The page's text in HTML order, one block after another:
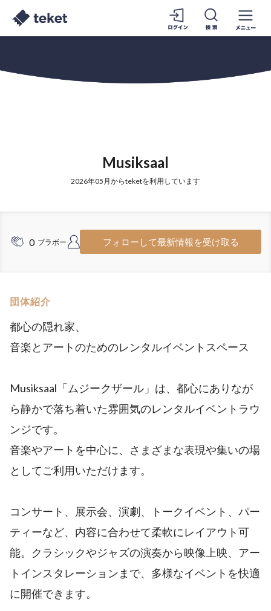
Musiksaal
2026年05月からteketを利用しています
0 ブラボー フォロワー
フォローして最新情報を受け取る
団体紹介
都心の隠れ家、
音楽とアートのためのレンタルイベントスペース
Musiksaal「ムジークザール」は、都心にありなが
ら静かで落ち着いた雰囲気のレンタルイベントラウ
ンジです。
音楽やアートを中心に、さまざまな表現や集いの場
としてご利用いただけます。
コンサート、展示会、演劇、トークイベント、パー
ティーなど、内容に合わせて柔軟にレイアウト可
能。クラシックやジャズの演奏から映像上映、アー
トインスタレーションまで、多様なイベントを快適
に開催できます。